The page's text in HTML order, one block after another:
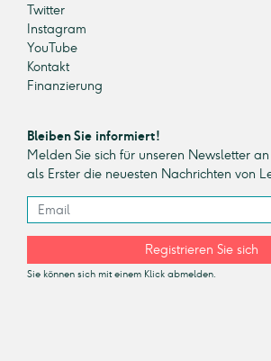
Twitter
Instagram
YouTube
Kontakt
Finanzierung
Bleiben Sie informiert!
Melden Sie sich für unseren Newsletter
als Erster die neuesten Nachrichten von
Registrieren Sie sich
Sie können sich mit einem Klick abmelden.